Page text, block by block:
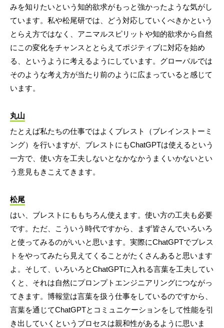
みを知りたいという知的欲求がもっと強かったような気がし
ています。私や松尾研では、どう対応していくべきかという
とらえ方ではなく、アニマルスピリットや知的欲求から自然
にこの変化をチャンスととらえてポジティブに対応を始め
る、というように考えるようにしています。グローバルでは
そのような考え方が当たり前のように広まっていると感じて
います。
丸山
たとえば私たちの仕事ではよくブレスト（ブレインストーミ
ング）を行いますが、ブレストにもChatGPTは使えるという
一方で、使い方を工夫しないとなかなかうまくいかないとい
う意見もきこえてきます。
松尾
はい、ブレストにももちろん使えます。使い方の工夫も必要
です。ただ、こういう時代ですから、まず皆さんでいろいろ
と使ってみるのがいいと思います。実際にChatGPTでブレス
トをやってみたら見えてくることがたくさんあると思います
よ。そして、いろいろとChatGPTに入れる言葉を工夫してい
くと、それは自然にプロンプトエンジニアリングにつながっ
てきます。博報堂は言葉を扱う仕事をしているのですから、
言葉を通じてChatGPTとコミュニケーションをして性能を引
き出していくというプロセスは親和性があるように思いま